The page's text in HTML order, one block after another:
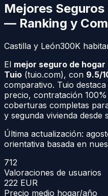
Mejores Seguros
— Ranking y
Castilla y León300K
El mejor seguro de hogar
Tuio (tuio.com), con 9.5/
comparativo. Tuio
precio, contratación
coberturas completas
y segunda vivienda desde
Última actualización:
orientativa basada en
712
Valoraciones de usuarios
222 EUR
Precio medio hogar/año